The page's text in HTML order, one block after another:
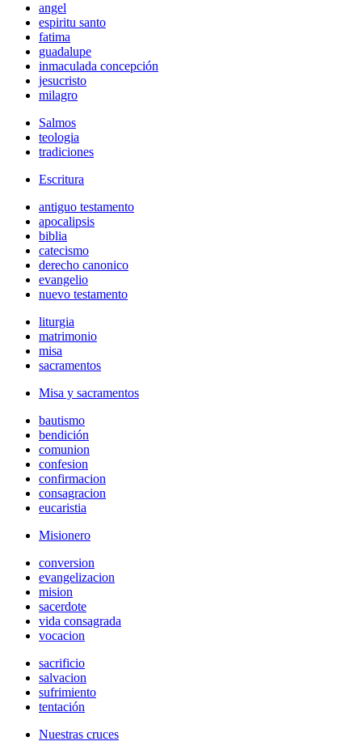
angel
espiritu santo
fatima
guadalupe
inmaculada concepción
jesucristo
milagro
Salmos
teologia
tradiciones
Escritura
antiguo testamento
apocalipsis
biblia
catecismo
derecho canonico
evangelio
nuevo testamento
liturgia
matrimonio
misa
sacramentos
Misa y sacramentos
bautismo
bendición
comunion
confesion
confirmacion
consagracion
eucaristia
Misionero
conversion
evangelizacion
mision
sacerdote
vida consagrada
vocacion
sacrificio
salvacion
sufrimiento
tentación
Nuestras cruces